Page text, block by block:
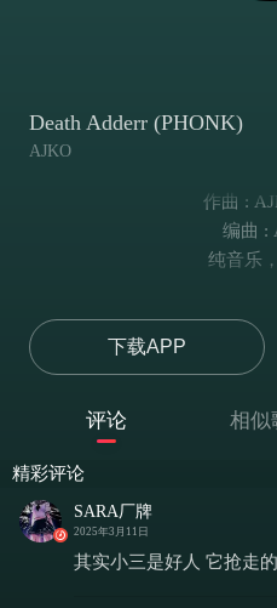
Death Adderr (PHONK)
AJKO
作曲 :
编曲 :
纯音乐
下载APP
评论 相似
精彩评论
SARA厂牌
2025年3月11日
其实小三是好人 它抢走